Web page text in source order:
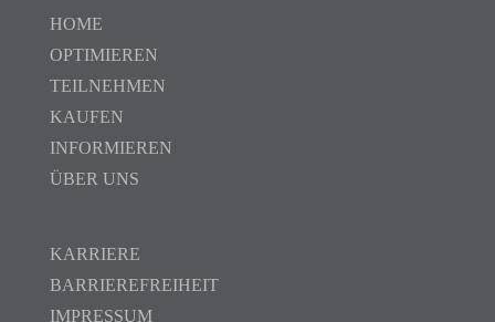
HOME
OPTIMIEREN
TEILNEHMEN
KAUFEN
INFORMIEREN
ÜBER UNS
KARRIERE
BARRIEREFREIHEIT
IMPRESSUM